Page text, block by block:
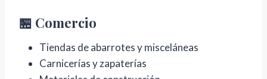
🏪 Comercio
Tiendas de abarrotes y misceláneas
Carnicerías y zapaterías